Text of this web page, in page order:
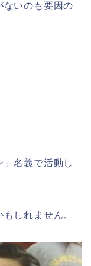
ないのも要因の
名義で活動し
しれません。